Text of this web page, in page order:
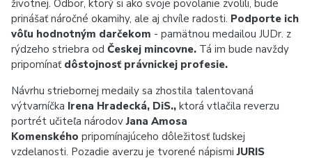
životnej. Odbor, ktorý si ako svoje povolanie zvolili, bude
prinášať náročné okamihy, ale aj chvíle radosti. Podporte ich
vôľu hodnotným darčekom - pamätnou medailou JUDr. z
rýdzeho striebra od Českej mincovne. Tá im bude navždy
pripomínať dôstojnosť právnickej profesie.
Návrhu striebornej medaily sa zhostila talentovaná
výtvarníčka Irena Hradecká, DiS., ktorá vtlačila reverzu
portrét učiteľa národovJana Amosa
Komenského pripomínajúceho dôležitosť ľudskej
vzdelanosti. Pozadie averzu je tvorené nápismiJURIS